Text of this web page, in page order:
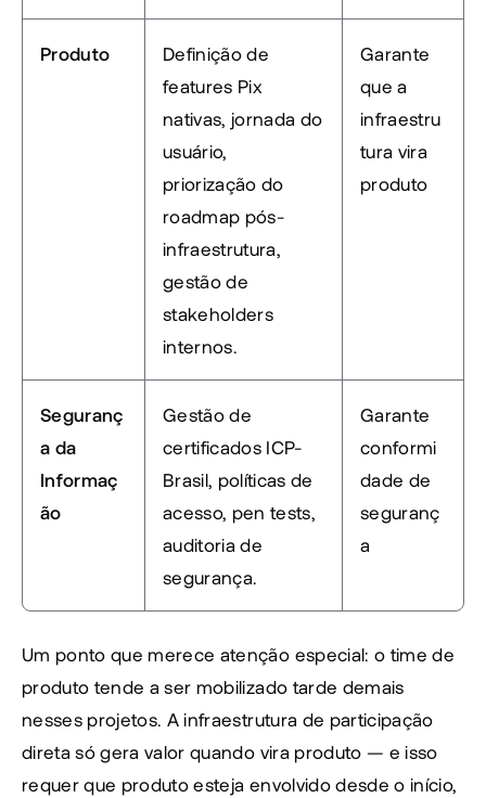
Produto
Definição de
features Pix
nativas, jornada do
usuário,
priorização do
roadmap pós-
infraestrutura,
gestão de
stakeholders
internos.
Garante
que a
infraestru
tura vira
produto
Seguranç
a da
Informaç
ão
Gestão de
certificados ICP-
Brasil, políticas de
acesso, pen tests,
auditoria de
segurança.
Garante
conformi
dade de
seguranç
a
Um ponto que merece atenção especial: o time de
produto tende a ser mobilizado tarde demais
nesses projetos. A infraestrutura de participação
direta só gera valor quando vira produto — e isso
requer que produto esteja envolvido desde o início,